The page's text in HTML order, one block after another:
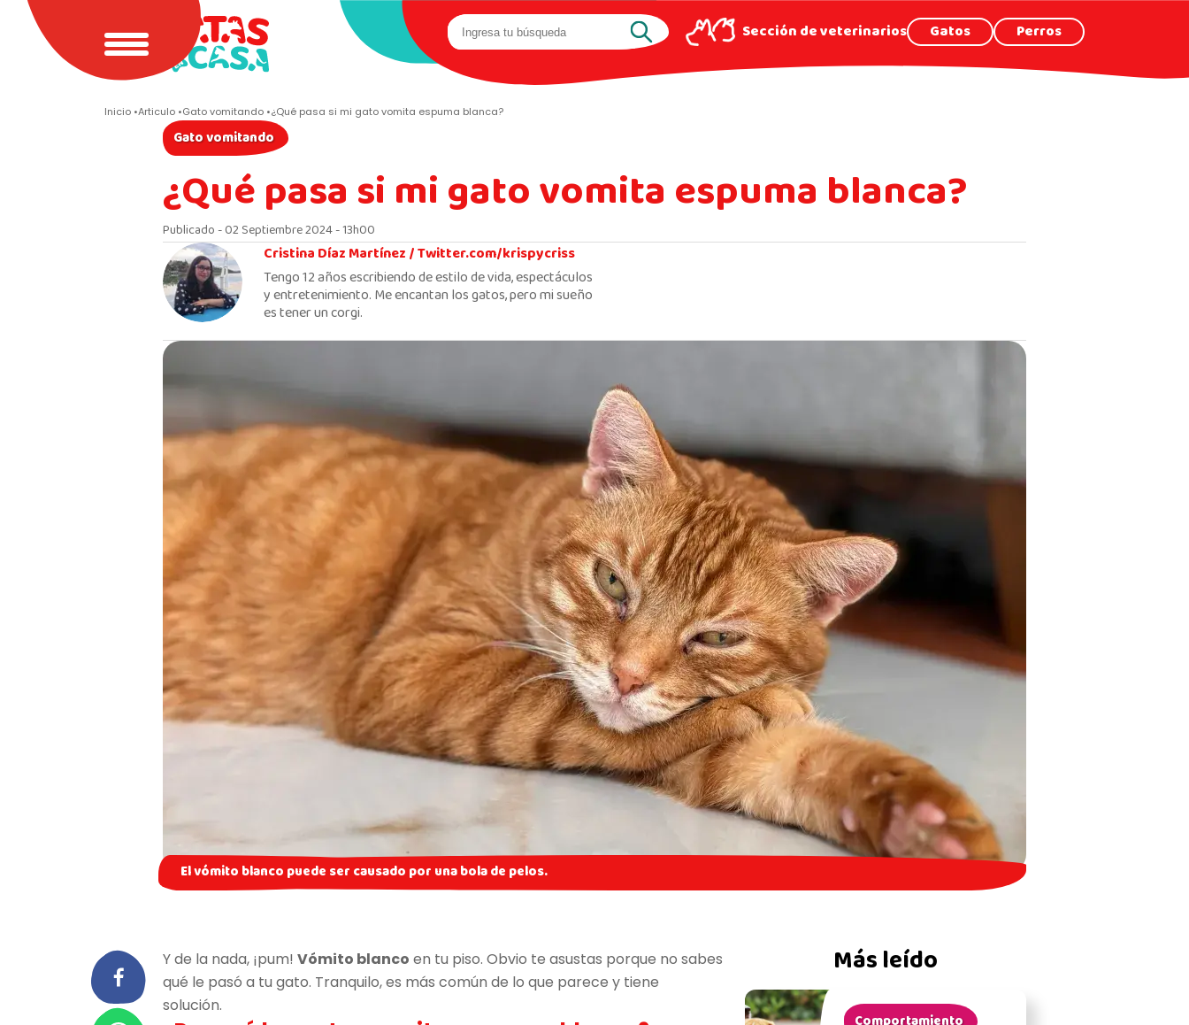
Sección de veterinarios Gatos Perros
Inicio Articulo Gato vomitando ¿Qué pasa si mi gato vomita espuma blanca?
Gato vomitando
¿Qué pasa si mi gato vomita espuma blanca?
Publicado - 02 Septiembre 2024 - 13h00
Cristina Díaz Martínez /Twitter.com/krispycriss
Tengo 12 años escribiendo de estilo de vida, espectáculos
y entretenimiento. Me encantan los gatos, pero mi sueño
es tener un corgi.
El vómito blanco puede ser causado por una bola de pelos.
Y de la nada, ¡pum! Vómito blanco en tu piso. Obvio te asustas porque no sabes
qué le pasó a tu gato. Tranquilo, es más común de lo que parece y tiene
solución.
Más leído